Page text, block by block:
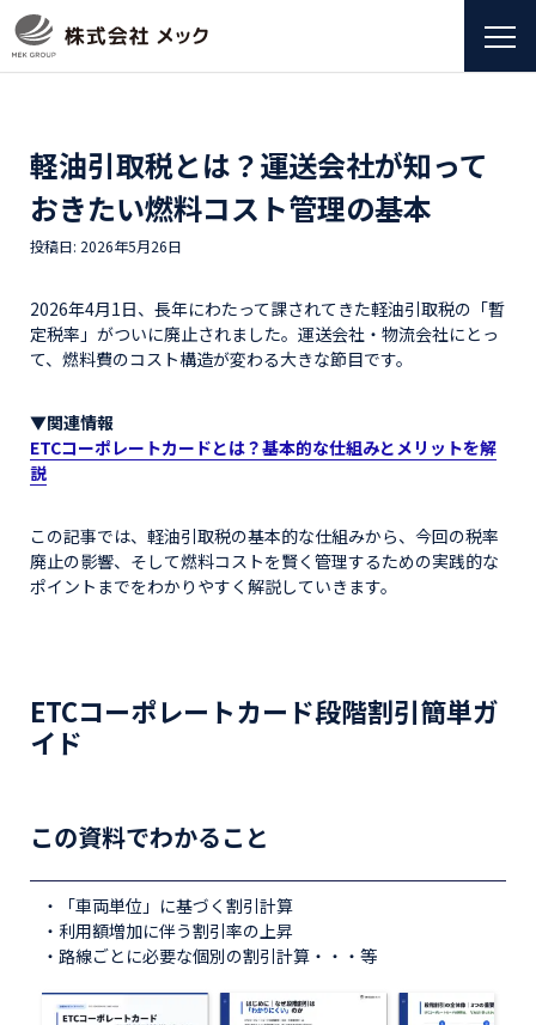
軽油引取税とは？運送会社が知って
おきたい燃料コスト管理の基本
投稿日: 2026年5月26日
2026年4月1日、長年にわたって課されてきた軽油引取税の「暫
定税率」がついに廃止されました。運送会社・物流会社にとっ
て、燃料費のコスト構造が変わる大きな節目です。
▼関連情報
ETCコーポレートカードとは？基本的な仕組みとメリットを解
説
この記事では、軽油引取税の基本的な仕組みから、今回の税率
廃止の影響、そして燃料コストを賢く管理するための実践的な
ポイントまでをわかりやすく解説していきます。
ETCコーポレートカード段階割引簡単ガ
イド
この資料でわかること
・「車両単位」に基づく割引計算
・利用額増加に伴う割引率の上昇
・路線ごとに必要な個別の割引計算・・・等